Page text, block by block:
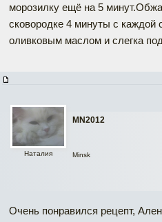
морозилку ещё на 5
сковородке 4 минуты с каждой
оливковым маслом и слегка
MN2012
Наталия Minsk
Очень понравился рецепт,